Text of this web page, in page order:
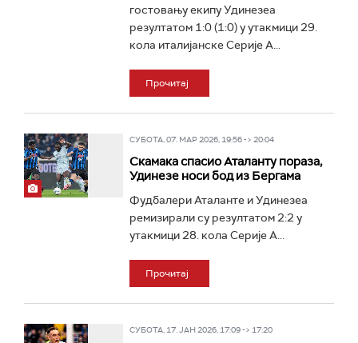
гостовању екипу Удинезеа
резултатом 1:0 (1:0) у утакмици 29.
кола италијанске Серије А...
Прочитај
СУБОТА, 07. МАР 2026, 19:56 -> 20:04
Скамака спасио Аталанту пораза,
Удинезе носи бод из Бергама
Фудбалери Аталанте и Удинезеа
ремизирали су резултатом 2:2 у
утакмици 28. кола Серије А...
Прочитај
СУБОТА, 17. ЈАН 2026, 17:09 -> 17:20